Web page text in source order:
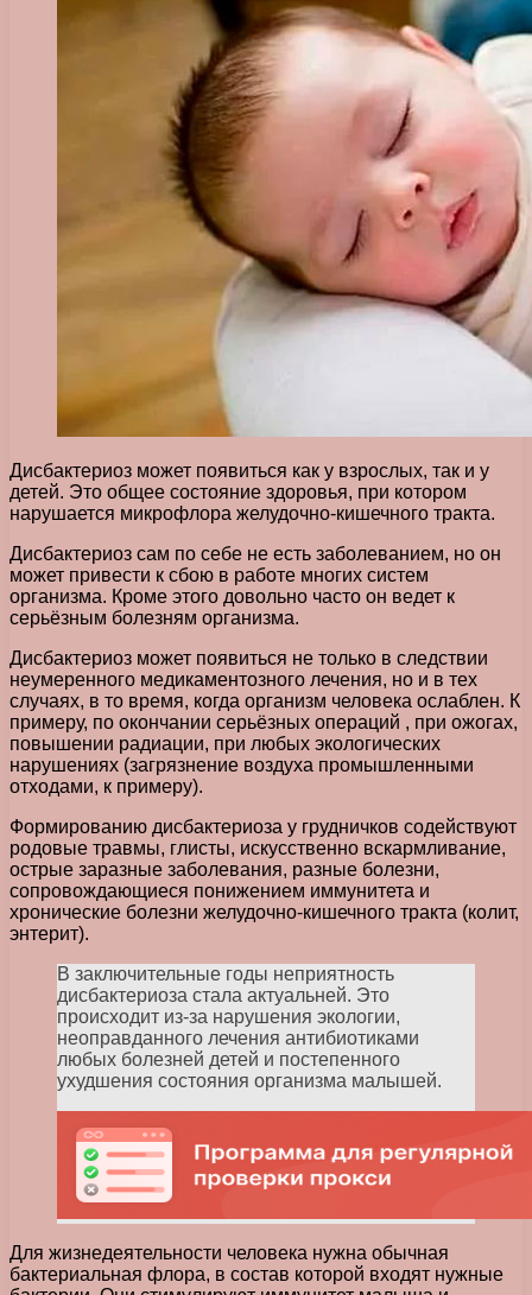
Дисбактериоз может появиться как у взрослых, так и у
детей. Это общее состояние здоровья, при котором
нарушается микрофлора желудочно-кишечного тракта.
Дисбактериоз сам по себе не есть заболеванием, но он
может привести к сбою в работе многих систем
организма. Кроме этого довольно часто он ведет к
серьёзным болезням организма.
Дисбактериоз может появиться не только в следствии
неумеренного медикаментозного лечения, но и в тех
случаях, в то время, когда организм человека ослаблен. К
примеру, по окончании серьёзных операций , при ожогах,
повышении радиации, при любых экологических
нарушениях (загрязнение воздуха промышленными
отходами, к примеру).
Формированию дисбактериоза у грудничков содействуют
родовые травмы, глисты, искусственно вскармливание,
острые заразные заболевания, разные болезни,
сопровождающиеся понижением иммунитета и
хронические болезни желудочно-кишечного тракта (колит,
энтерит).
В заключительные годы неприятность
дисбактериоза стала актуальней. Это
происходит из-за нарушения экологии,
неоправданного лечения антибиотиками
любых болезней детей и постепенного
ухудшения состояния организма малышей.
Для жизнедеятельности человека нужна обычная
бактериальная флора, в состав которой входят нужные